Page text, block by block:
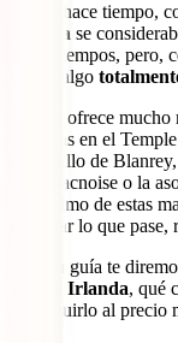
Desde hace tiempo,
Irlanda se
contratiempos, pero,
vuelto algo
Irlanda ofrece
cervezas en el
el Castillo de
Clonmacnoise o la
al máximo de estas
importar lo que
En esta guía te
viaje a Irlanda, qué
conseguirlo al precio